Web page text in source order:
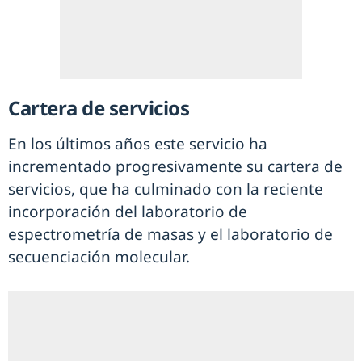
Cartera de servicios
En los últimos años este servicio ha
incrementado progresivamente su cartera de
servicios, que ha culminado con la reciente
incorporación del laboratorio de
espectrometría de masas y el laboratorio de
secuenciación molecular.